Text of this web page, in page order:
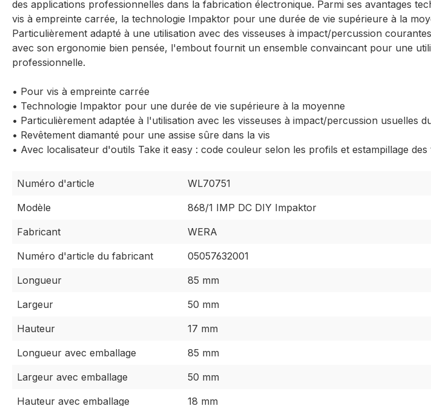
des applications professionnelles dans la fabrication électronique. Parmi ses avantages
vis à empreinte carrée, la technologie Impaktor pour une durée de vie supérieure à la
Particulièrement adapté à une utilisation avec des visseuses à impact/percussion
avec son ergonomie bien pensée, l'embout fournit un ensemble convaincant pour une
professionnelle.
• Pour vis à empreinte carrée
• Technologie Impaktor pour une durée de vie supérieure à la moyenne
• Particulièrement adaptée à l'utilisation avec les visseuses à impact/percussion usuelles
• Revêtement diamanté pour une assise sûre dans la vis
• Avec localisateur d'outils Take it easy : code couleur selon les profils et estampillage des
Numéro d'article
WL70751
Modèle
868/1 IMP DC DIY Impaktor
Fabricant
WERA
Numéro d'article du fabricant
05057632001
Longueur
85 mm
Largeur
50 mm
Hauteur
17 mm
Longueur avec emballage
85 mm
Largeur avec emballage
50 mm
Hauteur avec emballage
18 mm